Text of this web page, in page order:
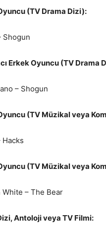
(TV Drama Dizi):
Shogun
Erkek Oyuncu (TV Drama
– Shogun
(TV Müzikal veya
Hacks
(TV Müzikal veya
– The Bear
Dizi, Antoloji veya TV Filmi: